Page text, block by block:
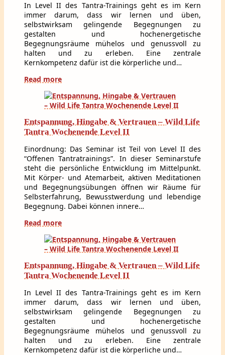
In Level II des Tantra-Trainings geht es im Kern
immer darum, dass wir lernen und üben,
selbstwirksam gelingende Begegnungen zu
gestalten und hochenergetische
Begegnungsräume mühelos und genussvoll zu
halten und zu erleben. Eine zentrale
Kernkompetenz dafür ist die körperliche und…
Read more
Entspannung, Hingabe & Vertrauen – Wild Life
Tantra Wochenende Level II
Einordnung: Das Seminar ist Teil von Level II des
“Offenen Tantratrainings”. In dieser Seminarstufe
steht die persönliche Entwicklung im Mittelpunkt.
Mit Körper- und Atemarbeit, aktiven Meditationen
und Begegnungsübungen öffnen wir Räume für
Selbsterfahrung, Bewusstwerdung und lebendige
Begegnung. Dabei können innere…
Read more
Entspannung, Hingabe & Vertrauen – Wild Life
Tantra Wochenende Level II
In Level II des Tantra-Trainings geht es im Kern
immer darum, dass wir lernen und üben,
selbstwirksam gelingende Begegnungen zu
gestalten und hochenergetische
Begegnungsräume mühelos und genussvoll zu
halten und zu erleben. Eine zentrale
Kernkompetenz dafür ist die körperliche und…